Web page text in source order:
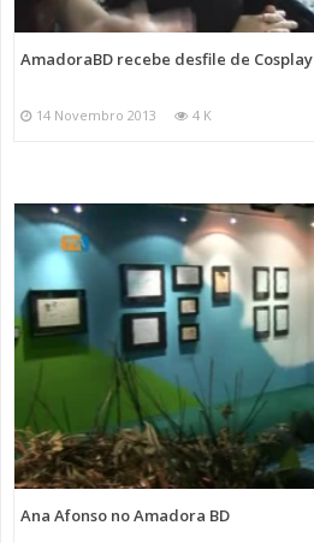
AmadoraBD recebe desfile de Cosplay
14 Novembro 2013 4 K
Ana Afonso no Amadora BD